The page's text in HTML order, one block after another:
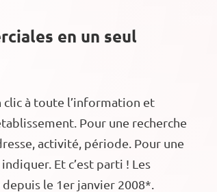
en un seul
clic à toute l’information et
Pour une recherche
activité, période. Pour une
Et c’est parti ! Les
le 1er janvier 2008*.